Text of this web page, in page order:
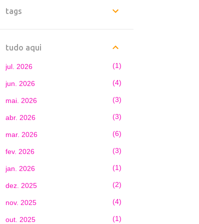
tags
tudo aqui
jul. 2026 1
jun. 2026 4
mai. 2026 3
abr. 2026 3
mar. 2026 6
fev. 2026 3
jan. 2026 1
dez. 2025 2
nov. 2025 4
out. 2025 1